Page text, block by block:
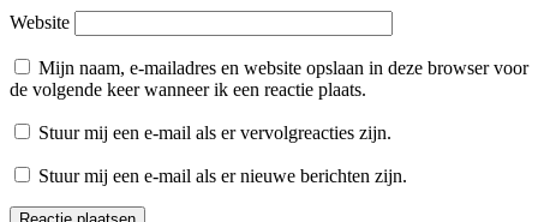
Website
Mijn naam, e-mailadres en website opslaan in deze browser voor
de volgende keer wanneer ik een reactie plaats.
Stuur mij een e-mail als er vervolgreacties zijn.
Stuur mij een e-mail als er nieuwe berichten zijn.